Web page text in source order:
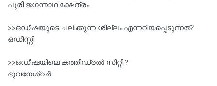
പുരി ജഗന്നാഥ ക്ഷേത്രം
>>ഒഡീഷയുടെ ചലിക്കുന്ന ശില്ലം എന്നറിയപ്പെടുന്നത്?
ഒഡീസ്സി
>>ഒഡീഷയിലെ കത്തീഡ്രൽ സിറ്റി ?
ഭുവനേശ്വർ